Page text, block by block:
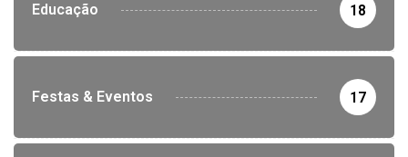
Educação 18
Festas & Eventos 17